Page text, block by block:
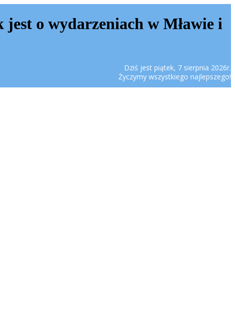
o wydarzeniach w Mławie i
Dziś jest piątek, 7 sierpnia 2026r.
Życzymy wszystkiego najlepszego!